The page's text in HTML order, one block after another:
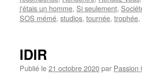
j'étais un homme, Si seulement,
SOS mémé, studios, tournée, trophée,
IDIR
Publié le21 octobre 2020par Passion